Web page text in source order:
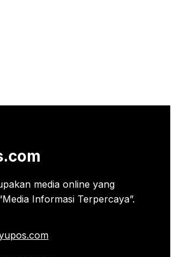
media online yang
Informasi Terpercaya”.